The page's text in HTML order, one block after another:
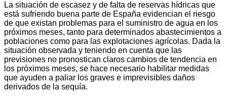
La situación de escasez y de falta de reservas hídricas que
está sufriendo buena parte de España evidencian el riesgo
de que existan problemas para el suministro de agua en los
próximos meses, tanto para determinados abastecimientos a
poblaciones como para las explotaciones agrícolas. Dada la
situación observada y teniendo en cuenta que las
previsiones no pronostican claros cambios de tendencia en
los próximos meses, se hace necesario habilitar medidas
que ayuden a paliar los graves e imprevisibles daños
derivados de la sequía.